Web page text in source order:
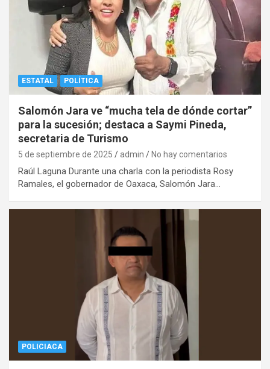
ESTATAL POLÍTICA
Salomón Jara ve “mucha tela de dónde cortar”
para la sucesión; destaca a Saymi Pineda,
secretaria de Turismo
5 de septiembre de 2025 admin No hay comentarios
Raúl Laguna Durante una charla con la periodista Rosy
Ramales, el gobernador de Oaxaca, Salomón Jara…
POLICIACA